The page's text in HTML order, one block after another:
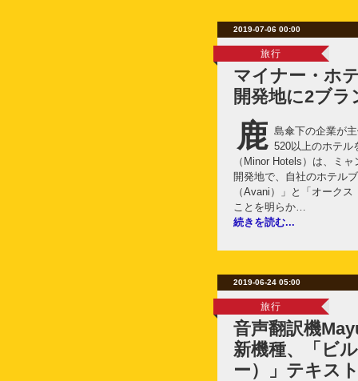
2019-07-06 00:00
旅行
マイナー・ホ
開発地に2ブ
鹿 島傘下の企業が
520以上のホテル
（Minor Hotels）は、ミ
開発地で、自社のホテル
（Avani）」と「オーク
ことを明らか…
続きを読む...
2019-06-24 05:00
旅行
音声翻訳機
新機種、「ビ
ー）」テキス